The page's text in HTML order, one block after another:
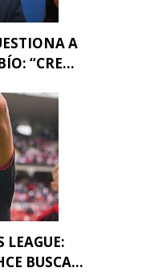
A
“CRE...
BUSCA...